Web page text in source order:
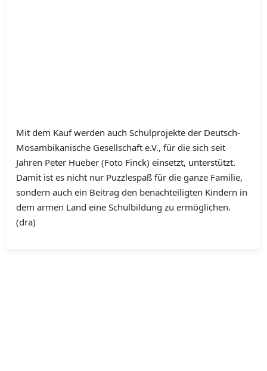
Mit dem Kauf werden auch Schulprojekte der Deutsch-
Mosambikanische Gesellschaft e.V., für die sich seit
Jahren Peter Hueber (Foto Finck) einsetzt, unterstützt.
Damit ist es nicht nur Puzzlespaß für die ganze Familie,
sondern auch ein Beitrag den benachteiligten Kindern in
dem armen Land eine Schulbildung zu ermöglichen.
(dra)